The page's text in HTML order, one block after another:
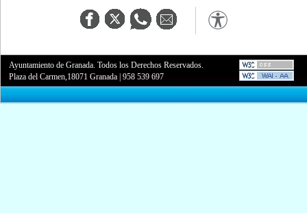
Ayuntamiento de Granada. Todos los Derechos Reservados.
Plaza del Carmen,18071 Granada |958 539 697